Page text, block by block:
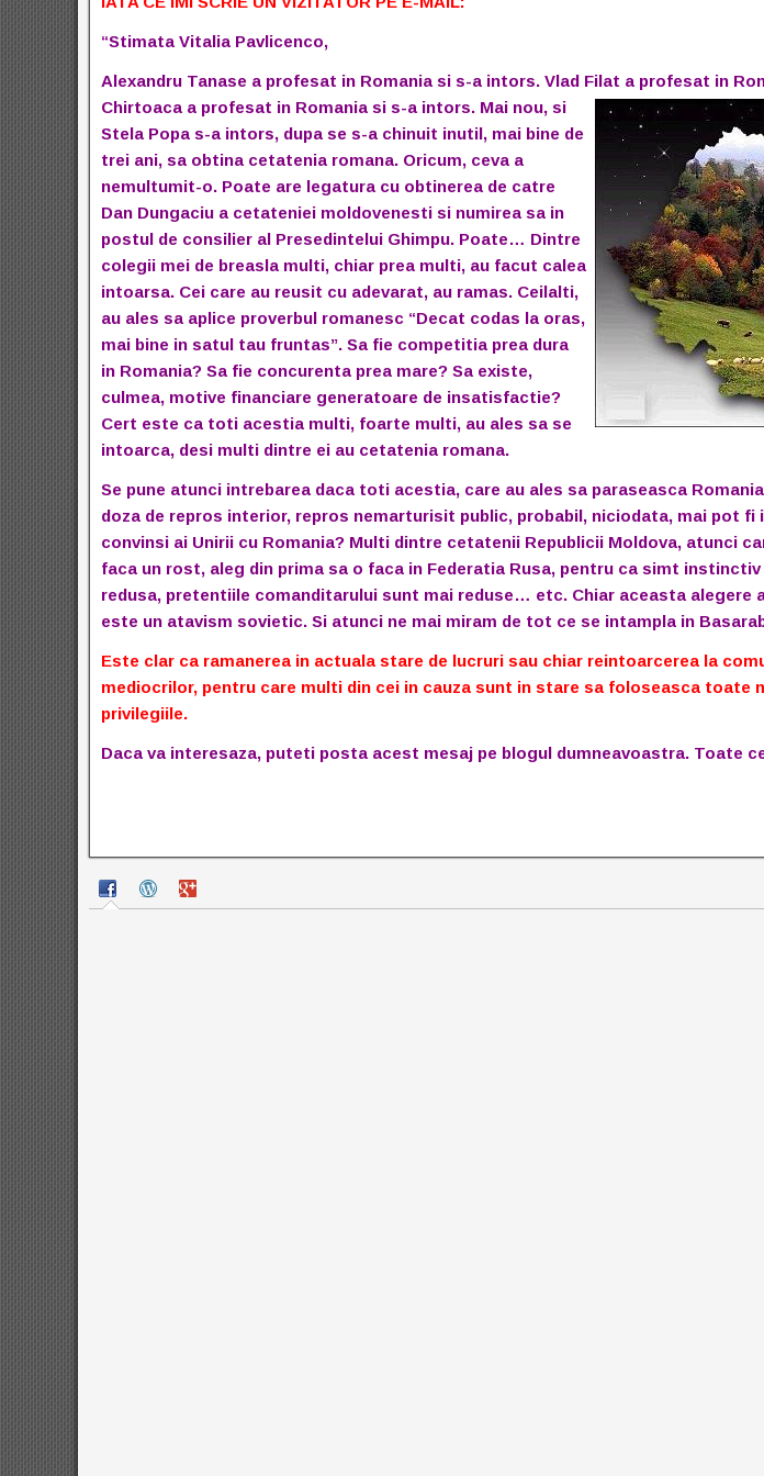
“Stimata Vitalia Pavlicenco,
Alexandru Tanase a profesat in Romania si s-a intors. Vlad Filat a profesat in
Chirtoaca a profesat in Romania si s-a intors. Mai nou, si
Stela Popa s-a intors, dupa se s-a chinuit inutil, mai bine de
trei ani, sa obtina cetatenia romana. Oricum, ceva a
nemultumit-o. Poate are legatura cu obtinerea de catre
Dan Dungaciu a cetateniei moldovenesti si numirea sa in
postul de consilier al Presedintelui Ghimpu. Poate… Dintre
colegii mei de breasla multi, chiar prea multi, au facut calea
intoarsa. Cei care au reusit cu adevarat, au ramas. Ceilalti,
au ales sa aplice proverbul romanesc “Decat codas la oras,
mai bine in satul tau fruntas”. Sa fie competitia prea dura
in Romania? Sa fie concurenta prea mare? Sa existe,
culmea, motive financiare generatoare de insatisfactie?
Cert este ca toti acestia multi, foarte multi, au ales sa se
intoarca, desi multi dintre ei au cetatenia romana.
Se pune atunci intrebarea daca toti acestia, care au ales sa paraseasca
doza de repros interior, repros nemarturisit public, probabil, niciodata, mai pot
convinsi ai Unirii cu Romania? Multi dintre cetatenii Republicii Moldova, atunci
faca un rost, aleg din prima sa o faca in Federatia Rusa, pentru ca simt
redusa, pretentiile comanditarului sunt mai reduse… etc. Chiar aceasta alegere
este un atavism sovietic. Si atunci ne mai miram de tot ce se intampla in
Este clar ca ramanerea in actuala stare de lucruri sau chiar reintoarcerea la
mediocrilor, pentru care multi din cei in cauza sunt in stare sa foloseasca toate
privilegiile.
Daca va interesaza, puteti posta acest mesaj pe blogul dumneavoastra. Toate